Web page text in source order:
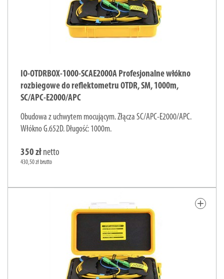
IO-OTDRBOX-1000-SCAE2000A Profesjonalne włókno
rozbiegowe do reflektometru OTDR, SM, 1000m,
SC/APC-E2000/APC
Obudowa z uchwytem mocującym. Złącza SC/APC-E2000/APC.
Włókno G.652D. Długość: 1000m.
350 zł netto
430,50 zł brutto
add